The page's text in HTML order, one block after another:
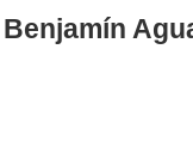
Benjamín